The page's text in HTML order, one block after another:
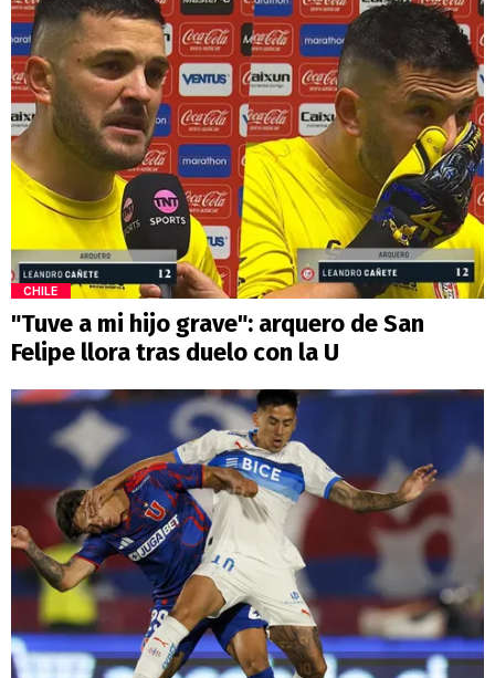
CHILE
"Tuve a mi hijo grave": arquero de San
Felipe llora tras duelo con la U